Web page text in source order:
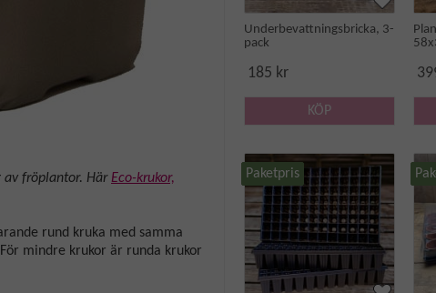
av fröplantor. Här Eco-krukor,
rund kruka med samma
mindre krukor är runda krukor
Underbevattningsbricka, 3-
pack
185 kr
KÖP
Paketpris